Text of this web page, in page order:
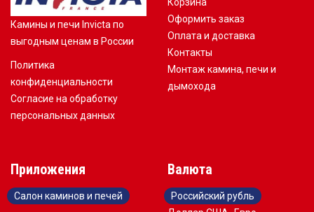
Камины и печи Invicta по
выгодным ценам в России
Политика
конфиденциальности
Согласие на обработку
персональных данных
Оформить заказ
Оплата и доставка
Контакты
Монтаж камина, печи и
дымохода
Приложения
Салон каминов и печей
Валюта
Российский рубль